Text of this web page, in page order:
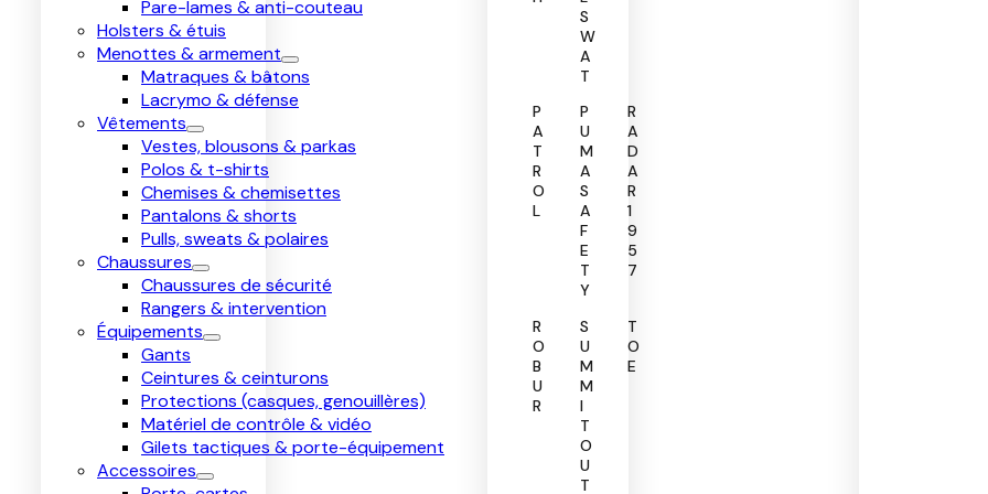
S
W
A
T
P
A
T
R
O
L
P
U
M
A
S
A
F
E
T
Y
R
A
D
A
R
1
9
5
7
R
O
B
U
R
S
U
M
M
I
T
O
U
T
T
O
E
Pare-lames & anti-couteau
Holsters & étuis
Menottes & armement
Matraques & bâtons
Lacrymo & défense
Vêtements
Vestes, blousons & parkas
Polos & t-shirts
Chemises & chemisettes
Pantalons & shorts
Pulls, sweats & polaires
Chaussures
Chaussures de sécurité
Rangers & intervention
Équipements
Gants
Ceintures & ceinturons
Protections (casques, genouillères)
Matériel de contrôle & vidéo
Gilets tactiques & porte-équipement
Accessoires